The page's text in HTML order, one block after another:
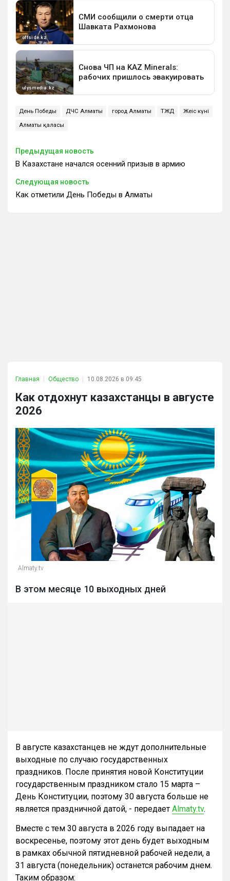
День Победы ДЧС Алматы город Алматы ТЖД Жеңіс күні
Алматы қаласы
Предыдущая новость
В Казахстане начался осенний призыв в армию
Следующая новость
Как отметили День Победы в Алматы
Главная Общество 10.08.2026 в 09:45
Как отдохнут казахстанцы в августе
2026
Almaty.tv
В этом месяце 10 выходных дней
В августе казахстанцев не ждут дополнительные
выходные по случаю государственных
праздников. После принятия новой Конституции
государственным праздником стало 15 марта –
День Конституции, поэтому 30 августа больше не
является праздничной датой, - передает Almaty.tv.
Вместе с тем 30 августа в 2026 году выпадает на
воскресенье, поэтому этот день будет выходным
в рамках обычной пятидневной рабочей недели, а
31 августа (понедельник) останется рабочим днем.
Таким образом: